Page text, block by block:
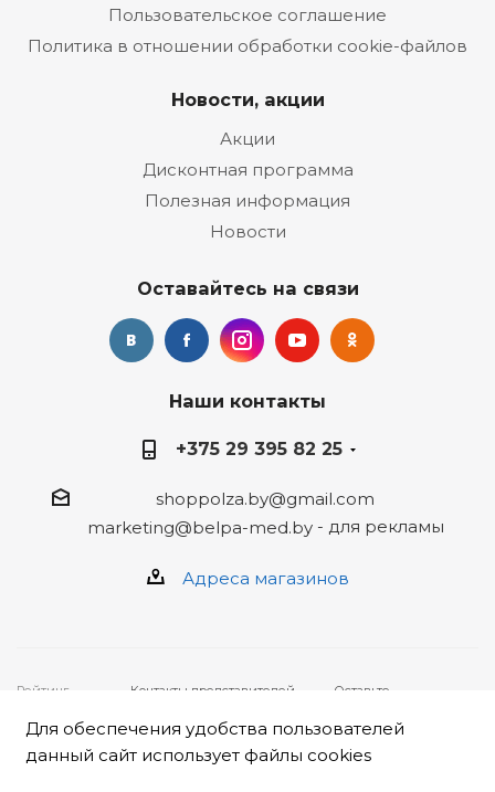
Пользовательское соглашение
Политика в отношении обработки cookie-файлов
Новости, акции
Акции
Дисконтная программа
Полезная информация
Новости
Оставайтесь на связи
Наши контакты
+375 29 395 82 25
shoppolza.by@gmail.com
marketing@belpa-med.by- для рекламы
Адреса магазинов
Рейтинг
основе
отзывов
клиентов
2026 © ООО
"Белпа-мед"
Контакты представителей,
обращения покупателей о
нарушении их прав:
• Администрация интернет-
магазина «Польза», ООО
Оставьте
обращение,
заполнив
форму
Для обеспечения удобства пользователей
данный сайт использует файлы cookies